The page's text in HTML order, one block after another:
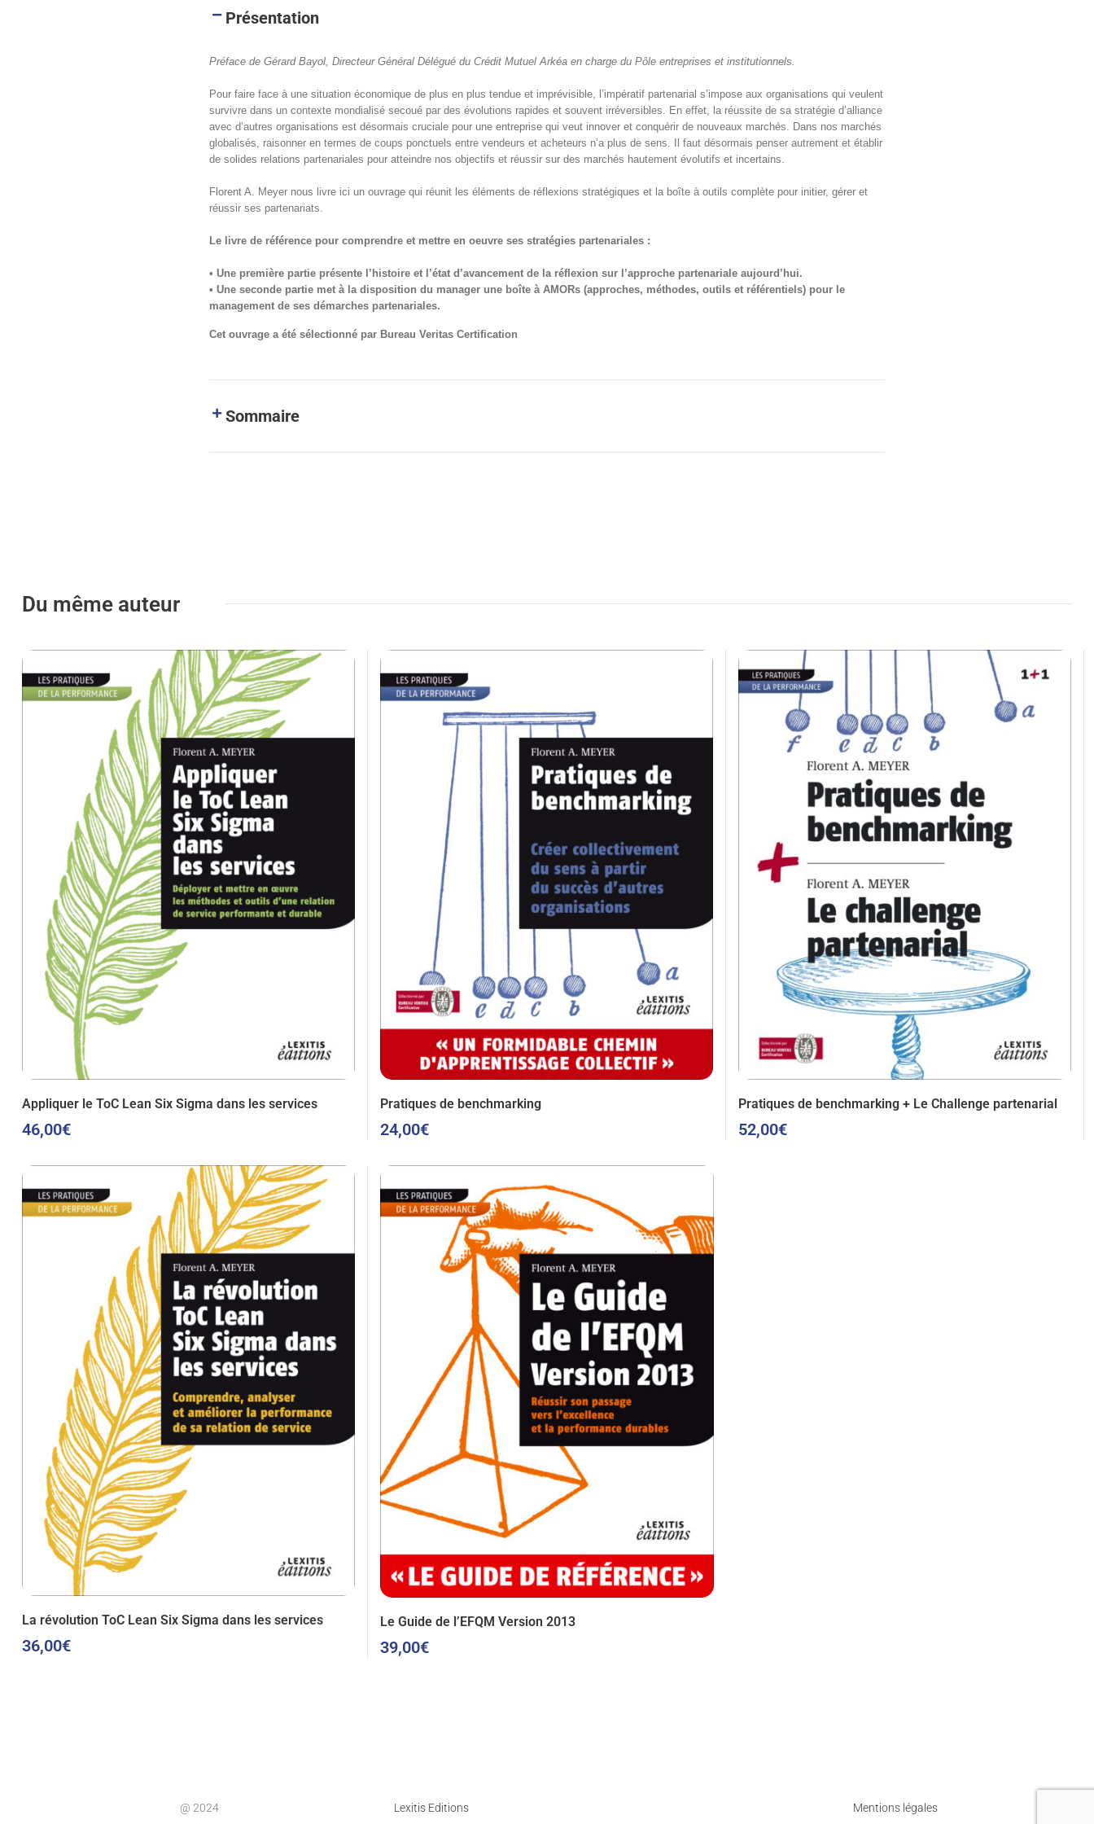
Présentation
Préface de Gérard Bayol, Directeur Général Délégué du Crédit Mutuel Arkéa en charge du Pôle entreprises et institutionnels.
Pour faire face à une situation économique de plus en plus tendue et imprévisible, l’impératif partenarial s’impose aux organisations qui veulent
survivre dans un contexte mondialisé secoué par des évolutions rapides et souvent irréversibles. En effet, la réussite de sa stratégie d’alliance
avec d’autres organisations est désormais cruciale pour une entreprise qui veut innover et conquérir de nouveaux marchés. Dans nos marchés
globalisés, raisonner en termes de coups ponctuels entre vendeurs et acheteurs n’a plus de sens. Il faut désormais penser autrement et établir
de solides relations partenariales pour atteindre nos objectifs et réussir sur des marchés hautement évolutifs et incertains.
Florent A. Meyer nous livre ici un ouvrage qui réunit les éléments de réflexions stratégiques et la boîte à outils complète pour initier, gérer et
réussir ses partenariats.
Le livre de référence pour comprendre et mettre en oeuvre ses stratégies partenariales :
• Une première partie présente l’histoire et l’état d’avancement de la réflexion sur l’approche partenariale aujourd’hui.
• Une seconde partie met à la disposition du manager une boîte à AMORs (approches, méthodes, outils et référentiels) pour le
management de ses démarches partenariales.
Cet ouvrage a été sélectionné par Bureau Veritas Certification
Sommaire
Du même auteur
Appliquer le ToC Lean Six Sigma dans les services
46,00€
Pratiques de benchmarking
24,00€
Pratiques de benchmarking + Le Challenge partenarial
52,00€
La révolution ToC Lean Six Sigma dans les services
36,00€
Le Guide de l’EFQM Version 2013
39,00€
@ 2024 Lexitis Editions Mentions légales